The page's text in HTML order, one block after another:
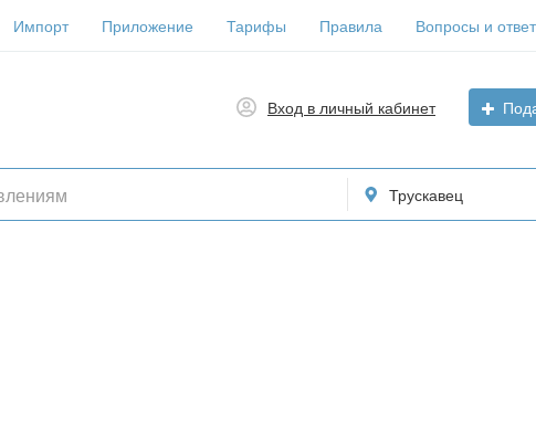
Импорт Приложение Тарифы Правила Вопросы и
Вход в личный кабинет
Трускавец